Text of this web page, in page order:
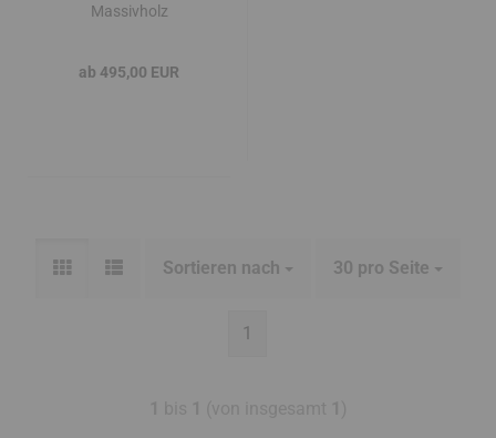
Massivholz
ab 495,00 EUR
Sortieren nach 30 pro Seite
1